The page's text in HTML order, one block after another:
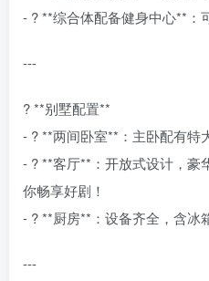
- ?️ **综合体配备健身中心**：
---
? **别墅配置**
- ? **两间卧室**：主卧配有特
- ? **客厅**：开放式设计，豪
你畅享好剧！
- ? **厨房**：设备齐全，含冰
---